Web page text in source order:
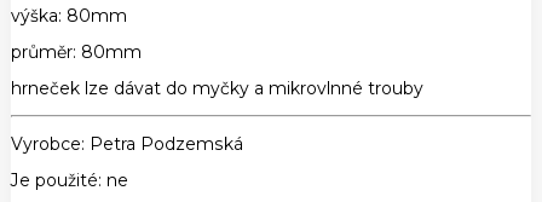
výška: 80mm
průměr: 80mm
hrneček lze dávat do myčky a mikrovlnné trouby
Vyrobce: Petra Podzemská
Je použité: ne